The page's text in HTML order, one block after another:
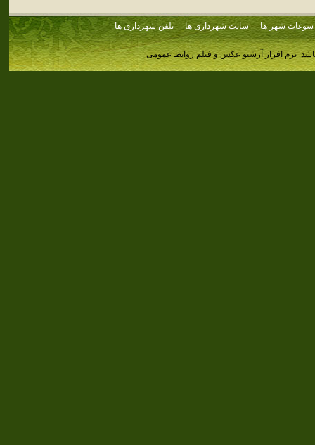
سوغات شهر ها سایت شهرداری ها تلفن شهرداری ها
نرم افزار آرشیو عکس و فیلم روابط عمومی